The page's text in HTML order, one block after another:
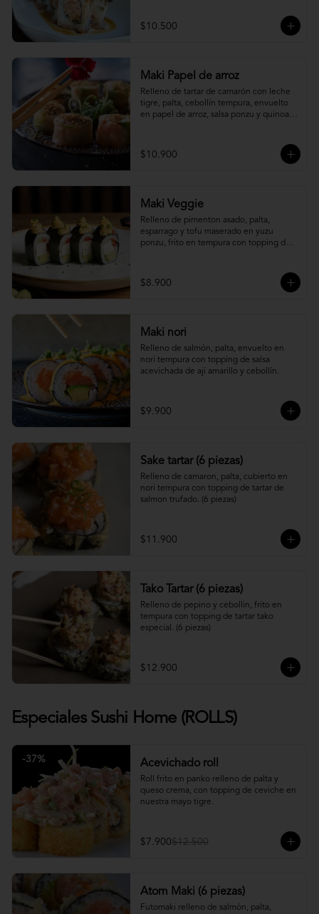
$10.500
Maki Papel de arroz
Relleno de tartar de camarón con leche
tigre, palta, cebollín tempura, envuelto
en papel de arroz, salsa ponzu y quinoa
$10.900
Maki Veggie
Relleno de pimenton asado, palta,
esparrago y tofu maserado en yuzu
ponzu, frito en tempura con topping de
$8.900
Maki nori
Relleno de salmón, palta, envuelto en
nori tempura con topping de salsa
acevichada de ají amarillo y cebollín.
$9.900
Sake tartar (6 piezas)
Relleno de camaron, palta, cubierto en
nori tempura con topping de tartar de
salmon trufado. (6 piezas)
$11.900
Tako Tartar (6 piezas)
Relleno de pepino y cebollin, frito en
tempura con topping de tartar tako
especial. (6 piezas)
$12.900
Especiales Sushi Home (ROLLS)
-37% Acevichado roll
Roll frito en panko relleno de palta y
queso crema, con topping de ceviche en
nuestra mayo tigre.
$7.900$12.500
Atom Maki (6 piezas)
Futomaki relleno de salmón, palta,